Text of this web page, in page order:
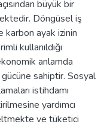
büyük bir
Döngüsel iş
karbon ayak izinin
kullanıldığı
anlamda
sahiptir. Sosyal
istihdamı
yardımcı
ve tüketici